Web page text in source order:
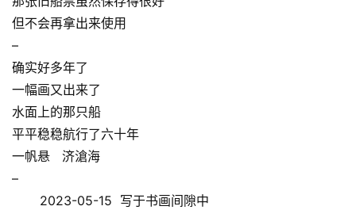
但不会再拿出来使用
–
确实好多年了
一幅画又出来了
水面上的那只船
平平稳稳航行了六十年
一帆悬 济滄海
–
2023-05-15 写于书画间隙中